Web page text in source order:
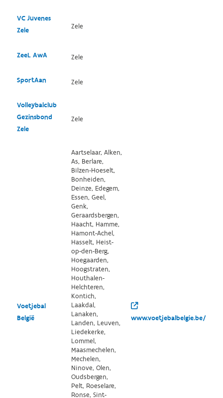
VC Juvenes
Zele
Zele
ZeeL AwA Zele
SportAan Zele
Volleybalclub
Gezinsbond
Zele
Zele
Voetjebal
België
Aartselaar, Alken,
As, Berlare,
Bilzen-Hoeselt,
Bonheiden,
Deinze, Edegem,
Essen, Geel,
Genk,
Geraardsbergen,
Haacht, Hamme,
Hamont-Achel,
Hasselt, Heist-
op-den-Berg,
Hoegaarden,
Hoogstraten,
Houthalen-
Helchteren,
Kontich,
Laakdal,
Lanaken,
Landen, Leuven,
Liedekerke,
Lommel,
Maasmechelen,
Mechelen,
Ninove, Olen,
Oudsbergen,
Pelt, Roeselare,
Ronse, Sint-
www.voetjebalbelgie.be/